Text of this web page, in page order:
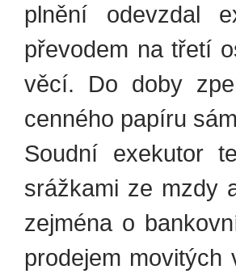
plnění odevzdal
převodem na třetí
věcí. Do doby
cenného papíru
Soudní exekutor
srážkami ze mzdy
zejména o
prodejem